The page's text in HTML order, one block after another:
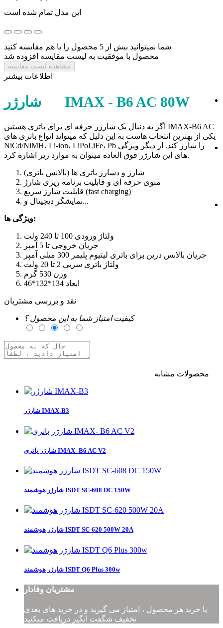
این مدل تمام شده است
شما نمیتوانید بیش از 5 محصول را با هم مقایسه کنید
محصول با موفقیت به لیست مقایسه افزوده شد
مشاهده لیست مقایسه
اطلاعات بیشتر
شارژر IMAX - B6 AC 80W
اگر به دنبال یک شارژر حرفه ای برای باتری هستین IMAX-B6 AC
NiCd/NiMH، Li-ion، LiPoLiFe، Pb را شارژ کند. از دیگر ویژگی
های این شارژر فوق العاده میتوان به موارد زیر اشاره کرد.
شارژ و دشارژ باتری ها (بالانس باتری)
منوی حرفه ای و قابلیت برنامه ریزی شارژ
قابلیت شارژ سریع (fast charging)
نمایشگر دیجیتال و...
ویژگی ها:
ولتاژ ورودی 100 تا 240 ولت
جریان خروجی تا 5 آمپر
جریان بالانس درین برای باتری لیتیوم پلیمر 300 میلی آمپر
ولتاژ باتری سربی 2 تا 20 ولت
وزن 530 گرم
ابعاد 134*132*46
نقد و بررسی مشتریان
کیفیتامتیاز شما به این محصول ؟
محصولات مشابه
شارژر IMAX-B3
شارژر باتری IMAX- B6 AC V2
شارژر هوشمند ISDT SC-608 DC 150W
شارژر هوشمند ISDT SC-620 500W 20A
شارژر هوشمند ISDT Q6 Plus 300w
مشتریان وفادار
با خرید هر محصول ، امتیاز می گیرید و در خرید های بعدی
تخفیف شگفت انگیز دریافت میکنید